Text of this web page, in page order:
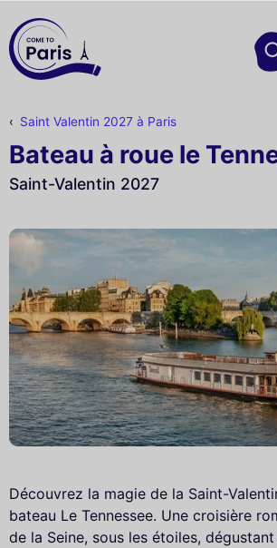
Saint Valentin 2027 à Paris
Bateau à roue le
Saint-Valentin 2027
Découvrez la magie de la Saint-
bateau Le Tennessee. Une croisière
de la Seine, sous les étoiles,